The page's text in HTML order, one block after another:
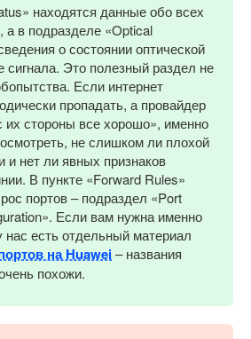
находятся данные обо всех
а в подразделе «Optical
о состоянии оптической
сигнала. Это полезный раздел не
Если интернет
пропадать, а провайдер
их стороны все хорошо», именно
не слишком ли плохой
и нет ли явных признаков
В пункте «Forward Rules»
портов – подраздел «Port
Если вам нужна именно
нас есть отдельный материал
на Huawei– названия
похожи.